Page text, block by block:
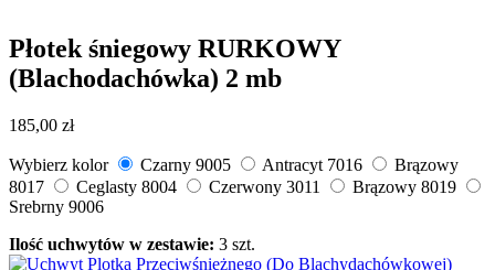
Płotek śniegowy RURKOWY
(Blachodachówka) 2 mb
185,00 zł
Wybierz kolor Czarny 9005 Antracyt 7016
Brązowy
8017
Ceglasty 8004 Czerwony 3011
Brązowy 8019
Srebrny 9006
Ilość uchwytów w zestawie: 3 szt.